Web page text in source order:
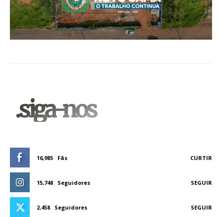
.siga-nos
16,985 Fãs CURTIR
15,748 Seguidores SEGUIR
2,458 Seguidores SEGUIR